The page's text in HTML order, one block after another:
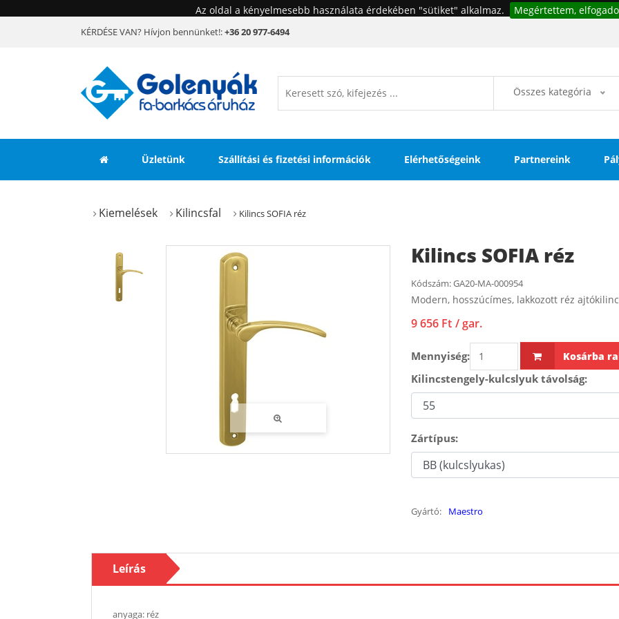
Az oldal a kényelmesebb használata érdekében "sütiket" alkalmaz. Megértettem,
KÉRDÉSE VAN? Hívjon bennünket!:+36 20 977-6494
Összes kategória
Üzletünk Szállítási és fizetési információk Elérhetőségeink Partnereink
Kiemelések Kilincsfal Kilincs SOFIA réz
Kilincs SOFIA réz
Kódszám:GA20-MA-000954
Modern, hosszúcímes, lakkozott réz
9 656 Ft / gar.
Mennyiség: Kosárba
Kilincstengely-kulcslyuk távolság:
Zártípus:
Gyártó: Maestro
Leírás
anyaga: réz